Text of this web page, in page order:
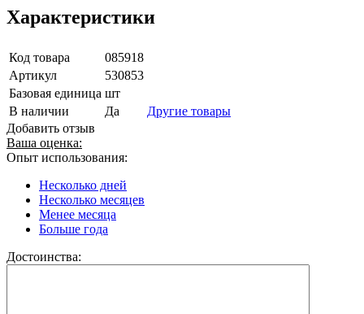
Характеристики
Код товара
085918
Артикул
530853
Базовая единица шт
В наличии
Да
Другие товары
Добавить отзыв
Ваша оценка:
Опыт использования:
Несколько дней
Несколько месяцев
Менее месяца
Больше года
Достоинства: